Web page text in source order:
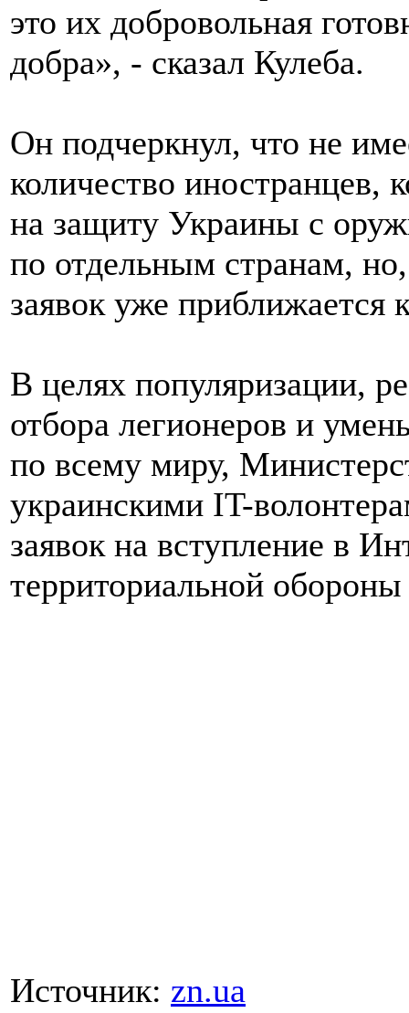
это их добровольная
добра», - сказал Кулеба.
Он подчеркнул, что не
количество иностранцев,
на защиту Украины с
по отдельным странам,
заявок уже приближается
В целях популяризации,
отбора легионеров и
по всему миру,
украинскими IT-
заявок на вступление в
территориальной
Источник: zn.ua